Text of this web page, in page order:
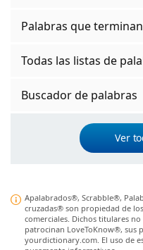
Palabras que
Todas las listas de
Buscador de palabras
Ver
Apalabrados®, Scrabble®,
cruzadas® son propiedad de
comerciales. Dichos titulares
patrocinan LoveToKnow®, sus
yourdictionary.com. El uso de